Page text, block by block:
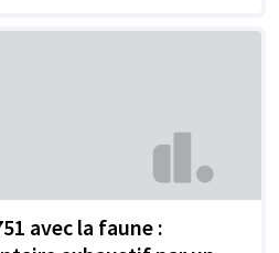
avec la faune :